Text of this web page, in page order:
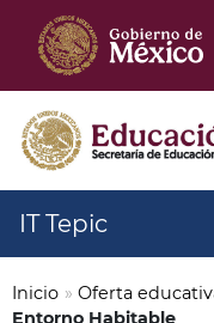
IT Tepic
Inicio » Oferta
Entorno Habitable